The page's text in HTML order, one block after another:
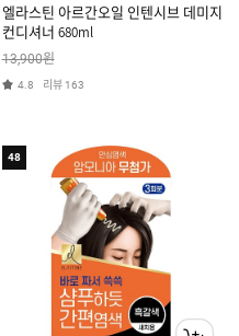
엘라스틴 아르간오일 인텐시브 데미지
컨디셔너 680ml
13,900원
4.8 리뷰 163
48